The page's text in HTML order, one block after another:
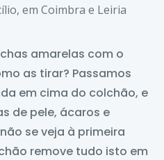
amarelas com o
as tirar? Passamos
em cima do colchão, e
de pele, ácaros e
se veja à primeira
remove tudo isto em